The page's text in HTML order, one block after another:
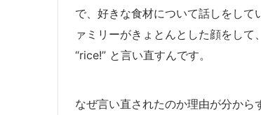
で、好きな食材について話しをして
ァミリーがきょとんとした顔をし
“rice!” と言い直すんです。
なぜ言い直されたのか理由が分か